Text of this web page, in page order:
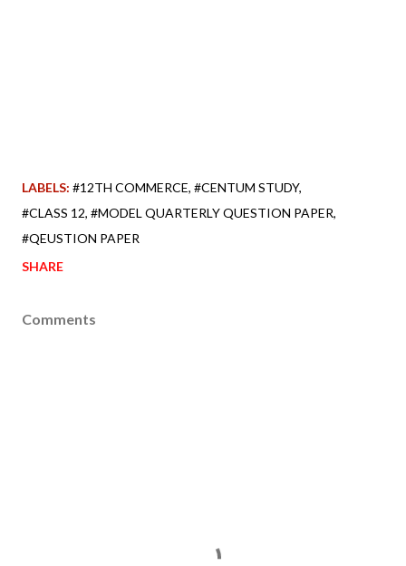
LABELS: #12TH COMMERCE #CENTUM STUDY
#CLASS 12 #MODEL QUARTERLY QUESTION PAPER
#QEUSTION PAPER
SHARE
Comments